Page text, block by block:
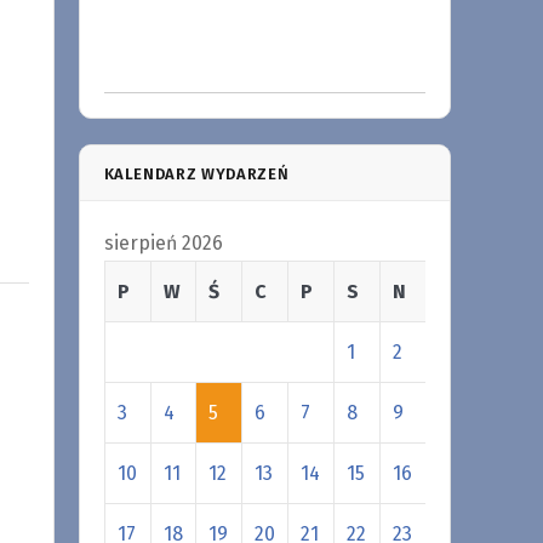
KALENDARZ WYDARZEŃ
sierpień 2026
P W Ś C P S N
1 2
3 4 5 6 7 8 9
10 11 12 13 14 15 16
17 18 19 20 21 22 23